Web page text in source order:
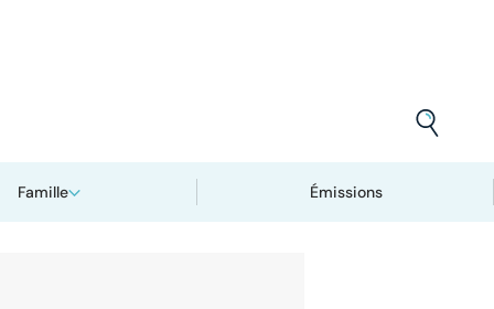
Famille Émissions